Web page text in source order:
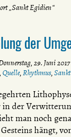
„Sankt Egidien“
der
29. Juni 2017
, Quelle, Rhythmus,
in der
man noch
hängt,